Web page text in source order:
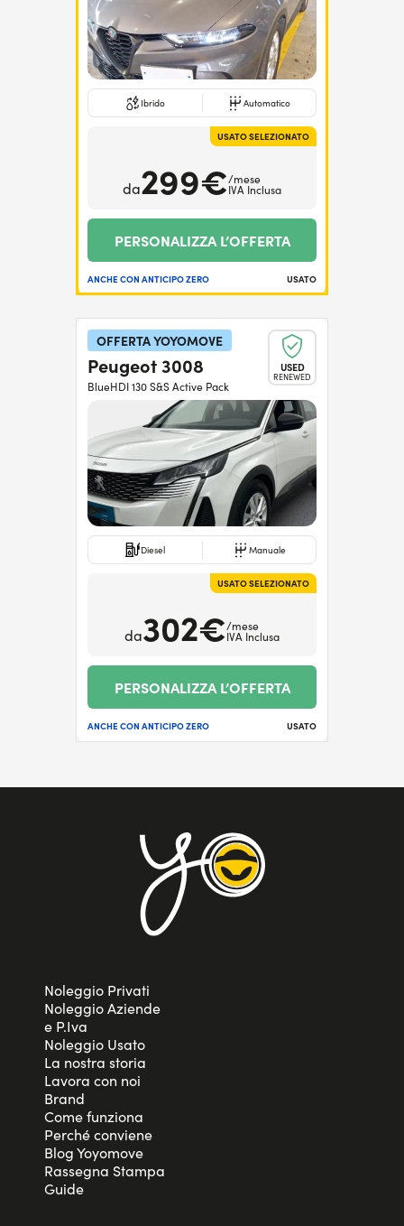
Ibrido Automatico
USATO SELEZIONATO
da299€/mese
IVA Inclusa
PERSONALIZZA L’OFFERTA
ANCHE CON ANTICIPO ZERO USATO
OFFERTA YOYOMOVE
USED
RENEWED
Peugeot 3008
BlueHDI 130 S&S Active Pack
Diesel Manuale
USATO SELEZIONATO
da302€/mese
IVA Inclusa
PERSONALIZZA L’OFFERTA
ANCHE CON ANTICIPO ZERO USATO
Noleggio Privati
Noleggio Aziende
e P.Iva
Noleggio Usato
La nostra storia
Lavora con noi
Brand
Come funziona
Perché conviene
Blog Yoyomove
Rassegna Stampa
Guide